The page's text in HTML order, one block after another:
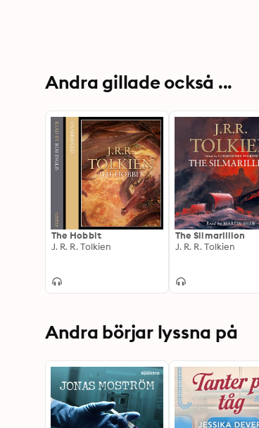
Andra gillade också ...
The Hobbit
J. R. R. Tolkien
The Silmarillion
J. R. R. Tolkien
Andra börjar lyssna på